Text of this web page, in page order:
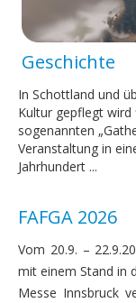
Geschichte
In Schottland und
Kultur gepflegt wird
sogenannten
Veranstaltung in
Jahrhundert ...
FAFGA 2026
Vom 20.9. –
mit einem Stand in
Messe Innsbruck